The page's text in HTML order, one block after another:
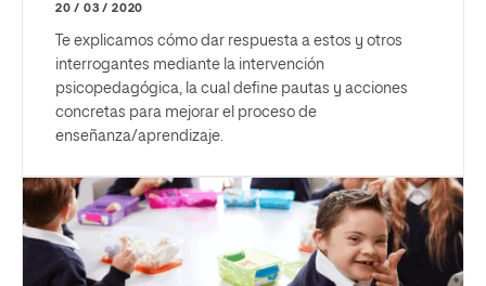
20 / 03 / 2020
Te explicamos cómo dar respuesta a estos y otros
interrogantes mediante la intervención
psicopedagógica, la cual define pautas y acciones
concretas para mejorar el proceso de
enseñanza/aprendizaje.